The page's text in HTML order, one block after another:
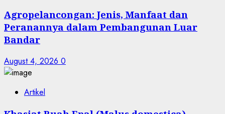
Agropelancongan: Jenis, Manfaat dan
Peranannya dalam Pembangunan Luar
Bandar
August 4, 2026 0
Artikel